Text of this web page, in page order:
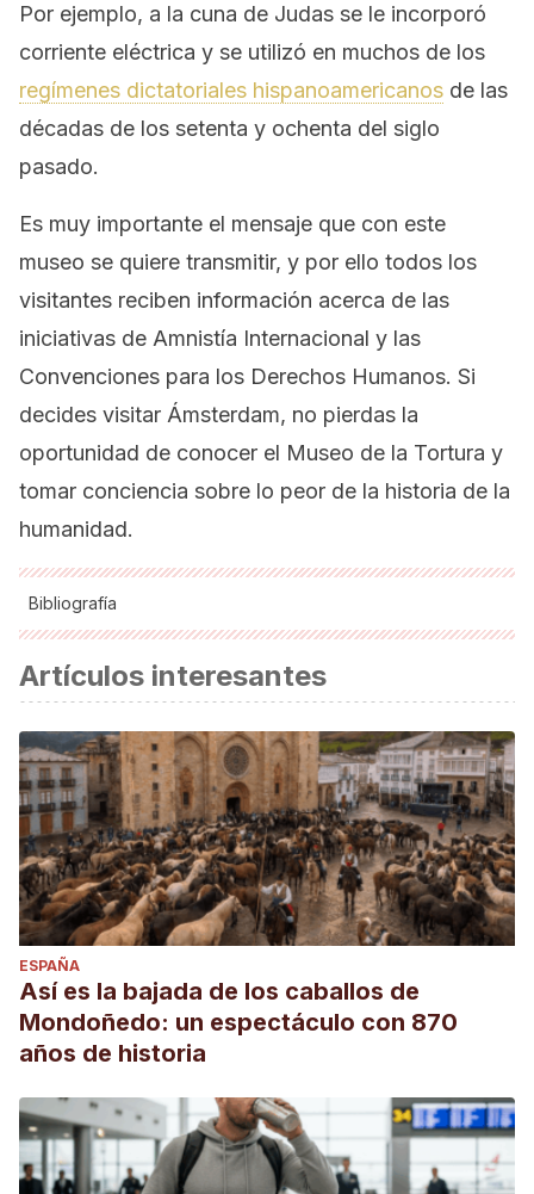
Por ejemplo, a la cuna de Judas se le incorporó
corriente eléctrica y se utilizó en muchos de los
regímenes dictatoriales hispanoamericanos de las
décadas de los setenta y ochenta del siglo
pasado.
Es muy importante el mensaje que con este
museo se quiere transmitir, y por ello todos los
visitantes reciben información acerca de las
iniciativas de Amnistía Internacional y las
Convenciones para los Derechos Humanos. Si
decides visitar Ámsterdam, no pierdas la
oportunidad de conocer el Museo de la Tortura y
tomar conciencia sobre lo peor de la historia de la
humanidad.
Bibliografía
Recuperado el 10 de marzo de 2021 de:
Artículos interesantes
ESPAÑA
Así es la bajada de los caballos de
Mondoñedo: un espectáculo con 870
años de historia